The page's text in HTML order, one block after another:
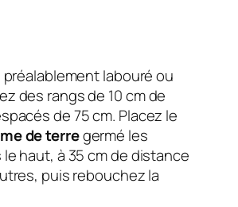
labouré ou
des rangs de 10 cm de
de 75 cm. Placez le
de terregermé les
haut, à 35 cm de distance
puis rebouchez la